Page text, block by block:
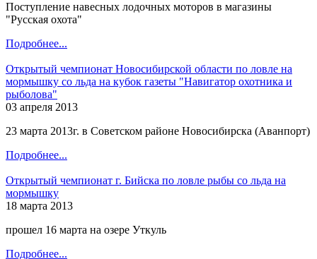
Поступление навесных лодочных моторов в магазины
"Русская охота"
Подробнее...
Открытый чемпионат Новосибирской области по ловле на
мормышку со льда на кубок газеты "Навигатор охотника и
рыболова"
03 апреля 2013
23 марта 2013г. в Советском районе Новосибирска (Аванпорт)
Подробнее...
Открытый чемпионат г. Бийска по ловле рыбы со льда на
мормышку
18 марта 2013
прошел 16 марта на озере Уткуль
Подробнее...